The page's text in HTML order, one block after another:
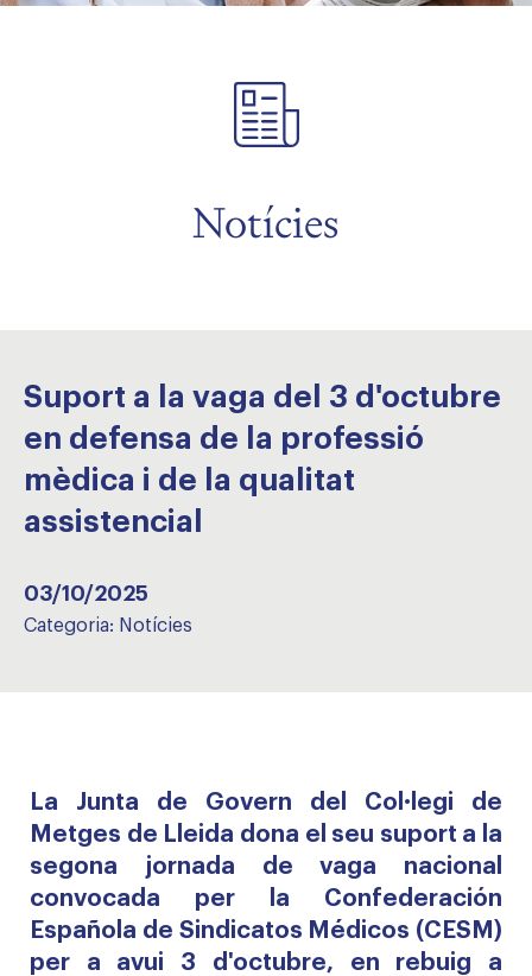
Notícies
Suport a la vaga del 3 d'octubre
en defensa de la professió
mèdica i de la qualitat
assistencial
03/10/2025
Categoria: Notícies
La Junta de Govern del Col·legi de
Metges de Lleida dona el seu suport a la
segona jornada de vaga nacional
convocada per la Confederación
Española de Sindicatos Médicos (CESM)
per a avui 3 d'octubre, en rebuig a